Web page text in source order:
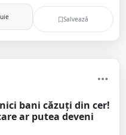
Salvează
bani căzuți din cer!
ar putea deveni